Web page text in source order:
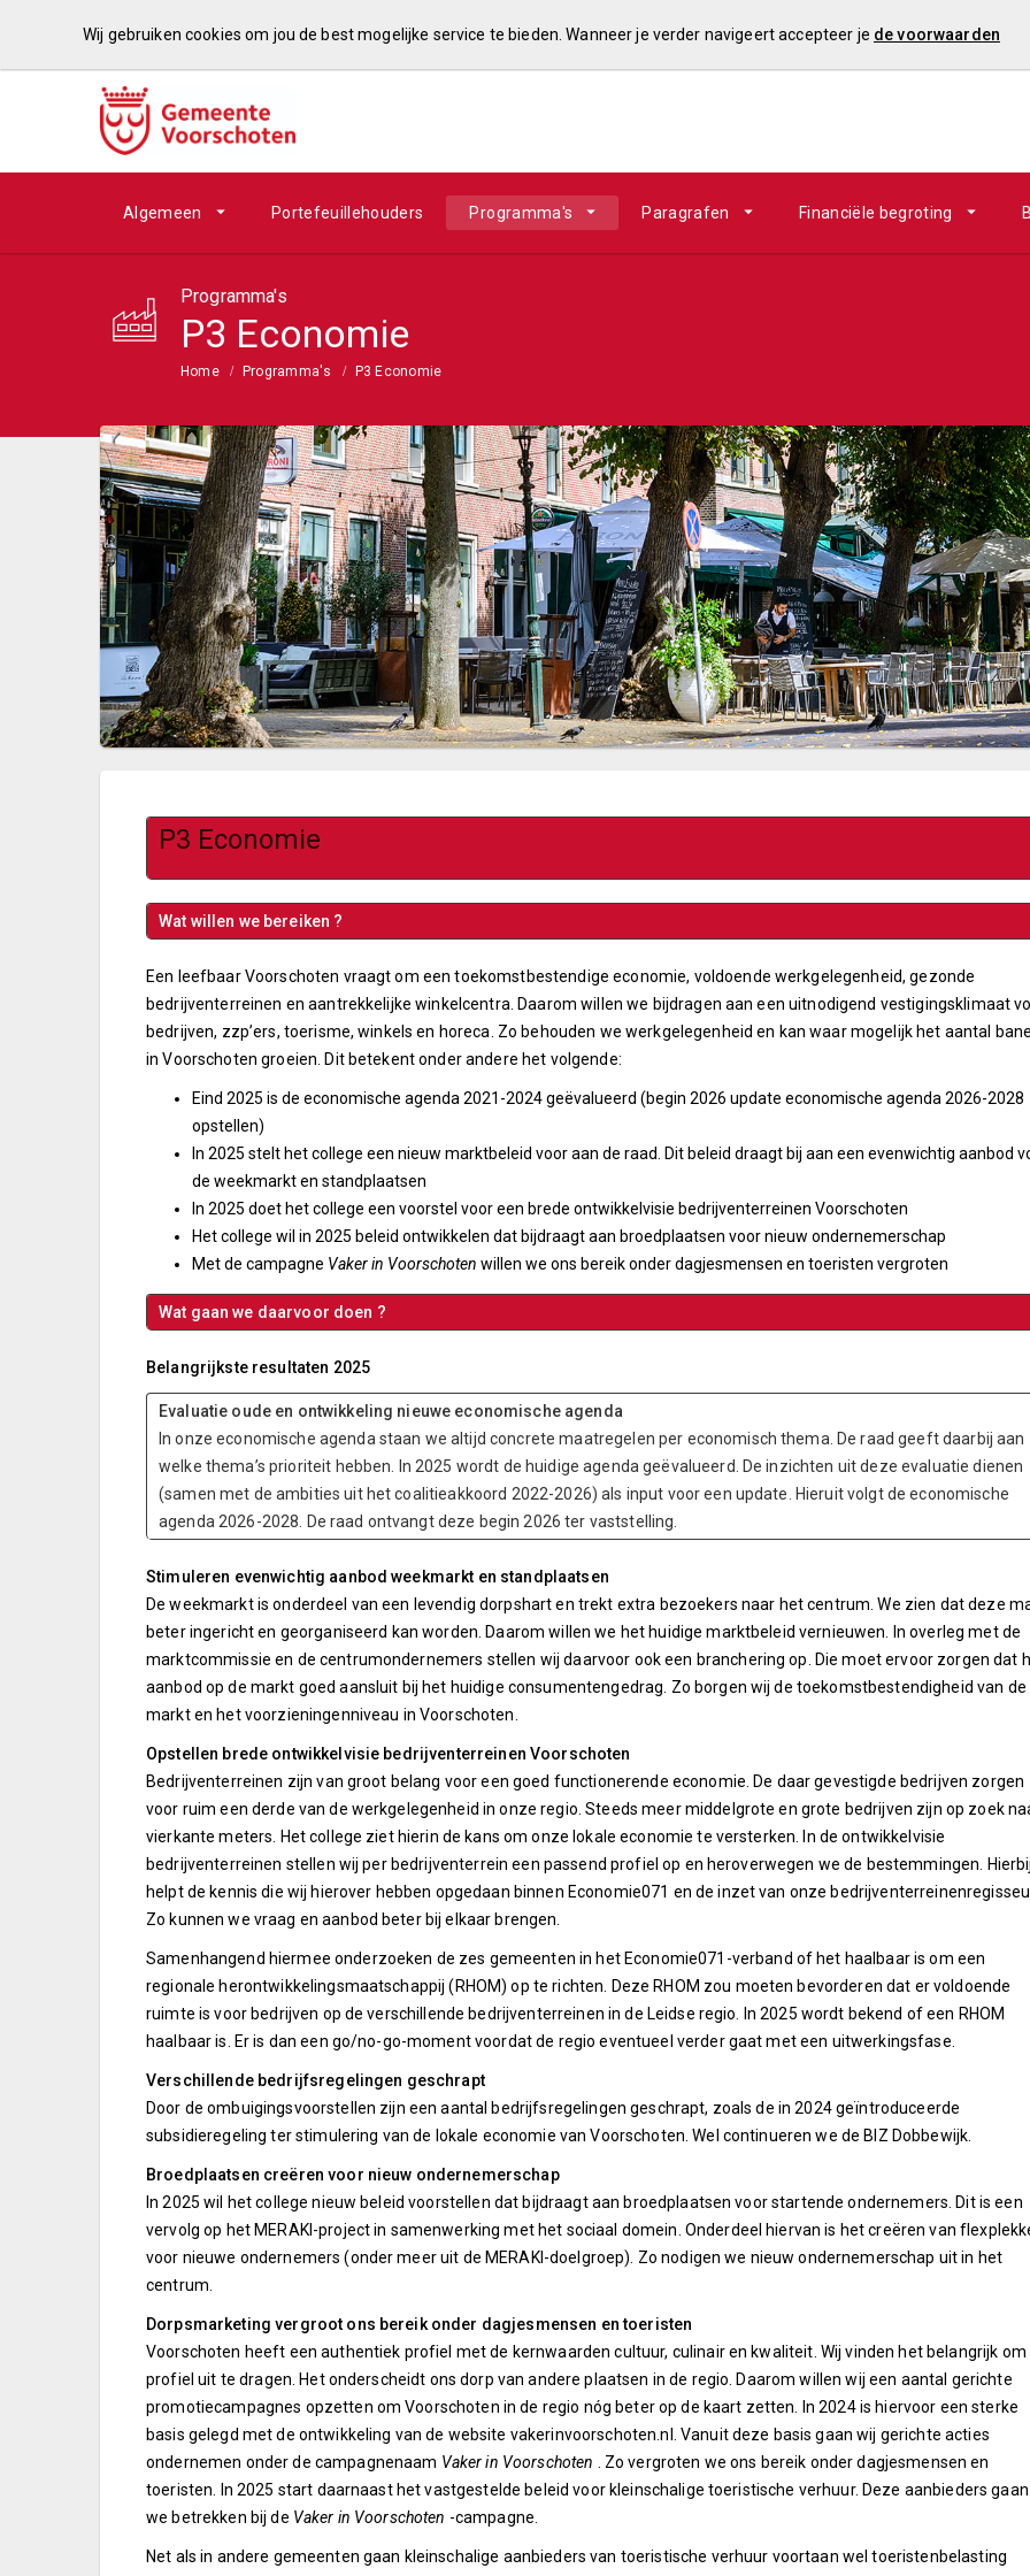
Wij gebruiken cookies om jou de best mogelijke service te bieden. Wanneer je verder navigeert accepteer je de voorwaarden
Algemeen Portefeuillehouders Programma's Paragrafen Financiële begroting
Programma's
P3 Economie
Home Programma's P3 Economie
P3 Economie
Wat willen we bereiken ?
Een leefbaar Voorschoten vraagt om een toekomstbestendige economie, voldoende werkgelegenheid, gezonde
bedrijventerreinen en aantrekkelijke winkelcentra. Daarom willen we bijdragen aan een uitnodigend vestigingsklimaat
bedrijven, zzp’ers, toerisme, winkels en horeca. Zo behouden we werkgelegenheid en kan waar mogelijk het aantal
in Voorschoten groeien. Dit betekent onder andere het volgende:
Eind 2025 is de economische agenda 2021-2024 geëvalueerd (begin 2026 update economische agenda 2026-2028
opstellen)
In 2025 stelt het college een nieuw marktbeleid voor aan de raad. Dit beleid draagt bij aan een evenwichtig aanbod
de weekmarkt en standplaatsen
In 2025 doet het college een voorstel voor een brede ontwikkelvisie bedrijventerreinen Voorschoten
Het college wil in 2025 beleid ontwikkelen dat bijdraagt aan broedplaatsen voor nieuw ondernemerschap
Met de campagne Vaker in Voorschoten willen we ons bereik onder dagjesmensen en toeristen vergroten
Wat gaan we daarvoor doen ?
Belangrijkste resultaten 2025
Evaluatie oude en ontwikkeling nieuwe economische agenda
In onze economische agenda staan we altijd concrete maatregelen per economisch thema. De raad geeft daarbij aan
welke thema’s prioriteit hebben. In 2025 wordt de huidige agenda geëvalueerd. De inzichten uit deze evaluatie dienen
(samen met de ambities uit het coalitieakkoord 2022-2026) als input voor een update. Hieruit volgt de economische
agenda 2026-2028. De raad ontvangt deze begin 2026 ter vaststelling.
Stimuleren evenwichtig aanbod weekmarkt en standplaatsen
De weekmarkt is onderdeel van een levendig dorpshart en trekt extra bezoekers naar het centrum. We zien dat deze
beter ingericht en georganiseerd kan worden. Daarom willen we het huidige marktbeleid vernieuwen. In overleg met de
marktcommissie en de centrumondernemers stellen wij daarvoor ook een branchering op. Die moet ervoor zorgen dat
aanbod op de markt goed aansluit bij het huidige consumentengedrag. Zo borgen wij de toekomstbestendigheid van de
markt en het voorzieningenniveau in Voorschoten.
Opstellen brede ontwikkelvisie bedrijventerreinen Voorschoten
Bedrijventerreinen zijn van groot belang voor een goed functionerende economie. De daar gevestigde bedrijven zorgen
voor ruim een derde van de werkgelegenheid in onze regio. Steeds meer middelgrote en grote bedrijven zijn op zoek
vierkante meters. Het college ziet hierin de kans om onze lokale economie te versterken. In de ontwikkelvisie
bedrijventerreinen stellen wij per bedrijventerrein een passend profiel op en heroverwegen we de bestemmingen. Hierbij
helpt de kennis die wij hierover hebben opgedaan binnen Economie071 en de inzet van onze
Zo kunnen we vraag en aanbod beter bij elkaar brengen.
Samenhangend hiermee onderzoeken de zes gemeenten in het Economie071-verband of het haalbaar is om een
regionale herontwikkelingsmaatschappij (RHOM) op te richten. Deze RHOM zou moeten bevorderen dat er voldoende
ruimte is voor bedrijven op de verschillende bedrijventerreinen in de Leidse regio. In 2025 wordt bekend of een RHOM
haalbaar is. Er is dan een go/no-go-moment voordat de regio eventueel verder gaat met een uitwerkingsfase.
Verschillende bedrijfsregelingen geschrapt
Door de ombuigingsvoorstellen zijn een aantal bedrijfsregelingen geschrapt, zoals de in 2024 geïntroduceerde
subsidieregeling ter stimulering van de lokale economie van Voorschoten. Wel continueren we de BIZ Dobbewijk.
Broedplaatsen creëren voor nieuw ondernemerschap
In 2025 wil het college nieuw beleid voorstellen dat bijdraagt aan broedplaatsen voor startende ondernemers. Dit is een
vervolg op het MERAKI-project in samenwerking met het sociaal domein. Onderdeel hiervan is het creëren van
voor nieuwe ondernemers (onder meer uit de MERAKI-doelgroep). Zo nodigen we nieuw ondernemerschap uit in het
centrum.
Dorpsmarketing vergroot ons bereik onder dagjesmensen en toeristen
Voorschoten heeft een authentiek profiel met de kernwaarden cultuur, culinair en kwaliteit. Wij vinden het belangrijk om
profiel uit te dragen. Het onderscheidt ons dorp van andere plaatsen in de regio. Daarom willen wij een aantal gerichte
promotiecampagnes opzetten om Voorschoten in de regio nóg beter op de kaart zetten. In 2024 is hiervoor een sterke
basis gelegd met de ontwikkeling van de website vakerinvoorschoten.nl. Vanuit deze basis gaan wij gerichte acties
ondernemen onder de campagnenaam Vaker in Voorschoten
. Zo vergroten we ons bereik onder dagjesmensen en
toeristen. In 2025 start daarnaast het vastgestelde beleid voor kleinschalige toeristische verhuur. Deze aanbieders gaan
we betrekken bij de Vaker in Voorschoten -campagne.
Net als in andere gemeenten gaan kleinschalige aanbieders van toeristische verhuur voortaan wel toeristenbelasting